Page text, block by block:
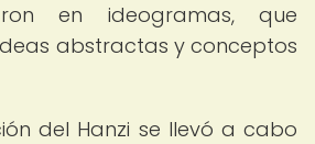
en ideogramas, que
abstractas y conceptos
del Hanzi se llevó a cabo